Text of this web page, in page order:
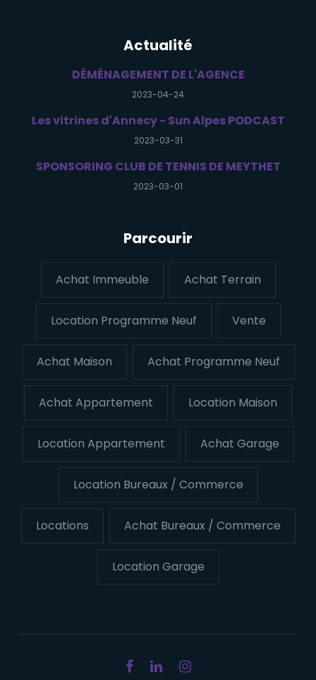
Actualité
DÉMÉNAGEMENT DE L'AGENCE
2023-04-24
Les vitrines d'Annecy - Sun Alpes PODCAST
2023-03-31
SPONSORING CLUB DE TENNIS DE MEYTHET
2023-03-01
Parcourir
Achat Immeuble Achat Terrain
Location Programme Neuf Vente
Achat Maison Achat Programme Neuf
Achat Appartement Location Maison
Location Appartement Achat Garage
Location Bureaux / Commerce
Locations Achat Bureaux / Commerce
Location Garage